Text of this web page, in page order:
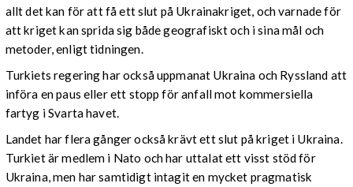
allt det kan för att få ett slut på Ukrainakriget, och varnade för
att kriget kan sprida sig både geografiskt och i sina mål och
metoder, enligt tidningen.
Turkiets regering har också uppmanat Ukraina och Ryssland att
införa en paus eller ett stopp för anfall mot kommersiella
fartyg i Svarta havet.
Landet har flera gånger också krävt ett slut på kriget i Ukraina.
Turkiet är medlem i Nato och har uttalat ett visst stöd för
Ukraina, men har samtidigt intagit en mycket pragmatisk